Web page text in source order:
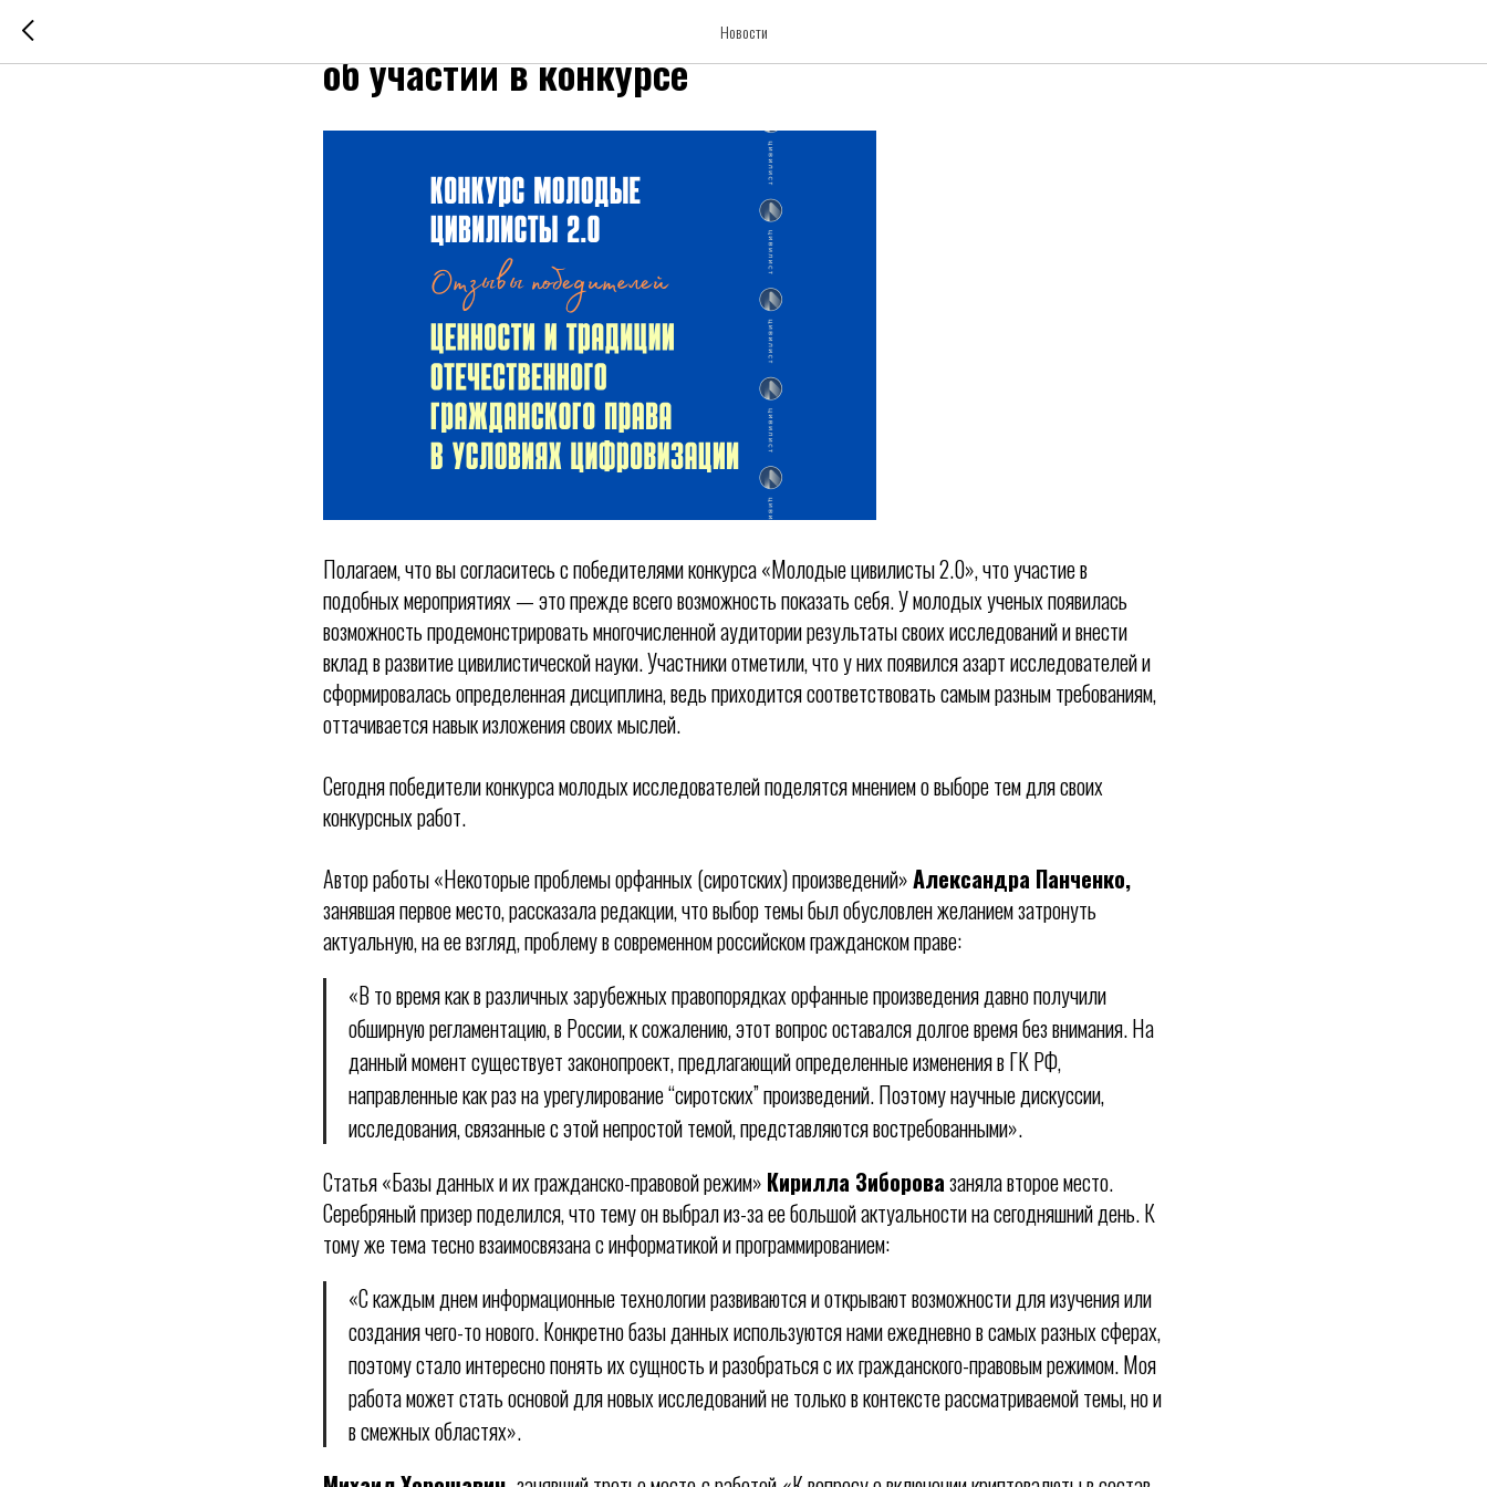
Новости
Отзывы победителей «Молодые цивилисты 2.0»
об участии в конкурсе
Полагаем, что вы согласитесь с победителями конкурса «Молодые цивилисты 2.0», что участие в
подобных мероприятиях — это прежде всего возможность показать себя. У молодых ученых появилась
возможность продемонстрировать многочисленной аудитории результаты своих исследований и внести
вклад в развитие цивилистической науки. Участники отметили, что у них появился азарт исследователей и
сформировалась определенная дисциплина, ведь приходится соответствовать самым разным требованиям,
оттачивается навык изложения своих мыслей.
Сегодня победители конкурса молодых исследователей поделятся мнением о выборе тем для своих
конкурсных работ.
Автор работы «Некоторые проблемы орфанных (сиротских) произведений»Александра Панченко,
занявшая первое место, рассказала редакции, что выбор темы был обусловлен желанием затронуть
актуальную, на ее взгляд, проблему в современном российском гражданском праве:
«В то время как в различных зарубежных правопорядках орфанные произведения давно получили
обширную регламентацию, в России, к сожалению, этот вопрос оставался долгое время без внимания. На
данный момент существует законопроект, предлагающий определенные изменения в ГК РФ,
направленные как раз на урегулирование “сиротских” произведений. Поэтому научные дискуссии,
исследования, связанные с этой непростой темой, представляются востребованными».
Статья «Базы данных и их гражданско-правовой режим» Кирилла Зиборовазаняла второе место.
Серебряный призер поделился, что тему он выбрал из-за ее большой актуальности на сегодняшний день. К
тому же тема тесно взаимосвязана с информатикой и программированием:
«С каждым днем информационные технологии развиваются и открывают возможности для изучения или
создания чего-то нового. Конкретно базы данных используются нами ежедневно в самых разных сферах,
поэтому стало интересно понять их сущность и разобраться с их гражданского-правовым режимом. Моя
работа может стать основой для новых исследований не только в контексте рассматриваемой темы, но и
в смежных областях».